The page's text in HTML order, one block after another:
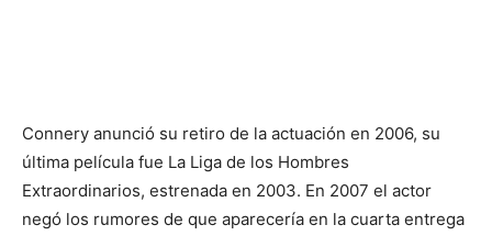
Connery anunció su retiro de la actuación en 2006, su
última película fue La Liga de los Hombres
Extraordinarios, estrenada en 2003. En 2007 el actor
negó los rumores de que aparecería en la cuarta entrega